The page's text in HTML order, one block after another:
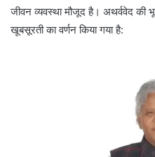
जीवन व्यवस्था मौजूद है। अथर्ववेद की
खूबसूरती का वर्णन किया गया है: